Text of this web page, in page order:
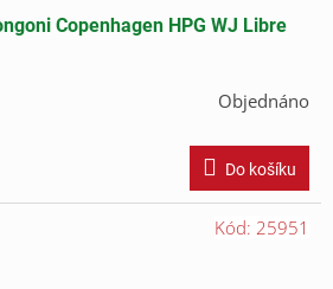
Copenhagen HPG WJ Libre
Objednáno
Do košíku
Kód: 25951